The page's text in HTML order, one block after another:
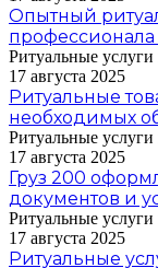
Опытный
Ритуальные
17 августа 2025
Ритуальные
необходимых
Ритуальные
17 августа 2025
Груз 200
документов и
Ритуальные
17 августа 2025
Ритуальные